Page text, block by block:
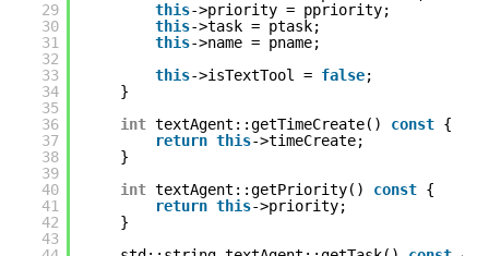
29
30
31
32
33
34
35
36
37
38
39
40
41
42
43
this->priority = ppriority;
this->task = ptask;
this->name = pname;
this->isTextTool = false;
}
int textAgent::getTimeCreate() const {
return this->timeCreate;
}
int textAgent::getPriority() const {
return this->priority;
}